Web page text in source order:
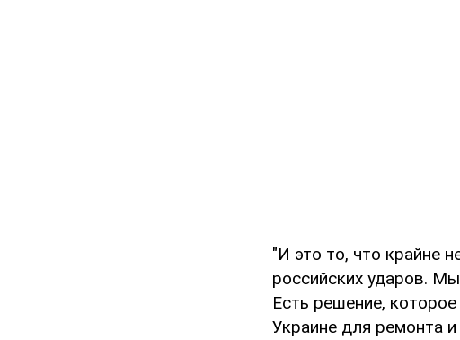
"И это то, что крайне
российских ударов.
Есть решение,
Украине для ремонта